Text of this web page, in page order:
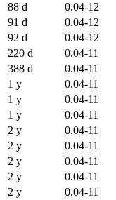
88 d
0.04-12
91 d
0.04-12
92 d
0.04-12
220 d
0.04-11
388 d
0.04-11
1 y
0.04-11
1 y
0.04-11
1 y
0.04-11
2 y
0.04-11
2 y
0.04-11
2 y
0.04-11
2 y
0.04-11
2 y
0.04-11